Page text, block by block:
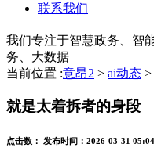
联系我们
我们专注于智慧政务、智
务、大数据
当前位置 :意昂2 > ai动态 >
就是太着拆者的身段
点击数： 发布时间： 2026-03-31 05:04